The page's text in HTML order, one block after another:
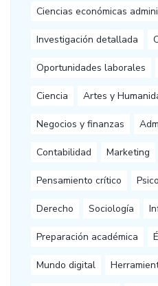
Ciencias económicas
Investigación detallada
Oportunidades laborales
Ciencia Artes y
Negocios y finanzas
Contabilidad Marketing
Pensamiento crítico
Derecho Sociología
Preparación académica
Mundo digital